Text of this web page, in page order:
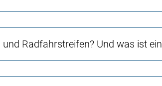
Radfahrstreifen? Und was ist